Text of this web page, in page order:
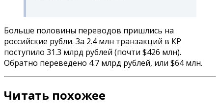
Больше половины переводов пришлись на
российские рубли. За 2.4 млн транзакций в КР
поступило 31.3 млрд рублей (почти $426 млн).
Обратно переведено 4.7 млрд рублей, или $64 млн.
Читать похожее